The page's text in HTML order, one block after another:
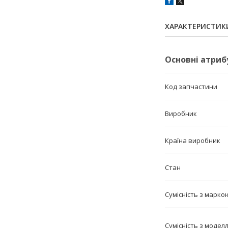
Основні
Код запчастини
Виробник
Країна виробник
Стан
Сумісність з
Сумісність з